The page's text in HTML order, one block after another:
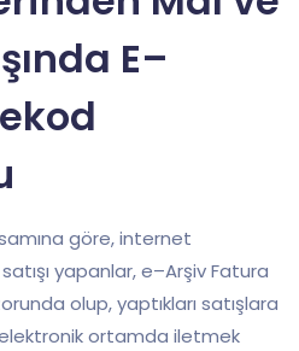
şında E–
kod
amına göre,internet
satışı yapanlar,e–ArşivFatura
orunda olup,yaptıkları satışlara
ktronikortamda iletmek